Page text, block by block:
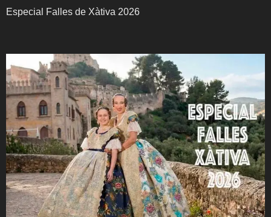
Especial Falles de Xàtiva 2026